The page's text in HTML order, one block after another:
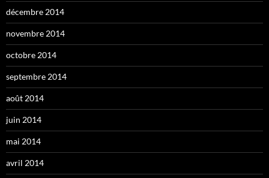
décembre 2014
novembre 2014
octobre 2014
septembre 2014
août 2014
juin 2014
mai 2014
avril 2014